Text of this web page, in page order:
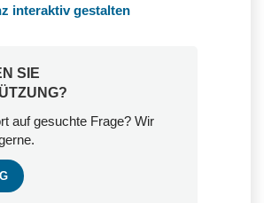
interaktiv gestalten
SIE
auf gesuchte Frage? Wir